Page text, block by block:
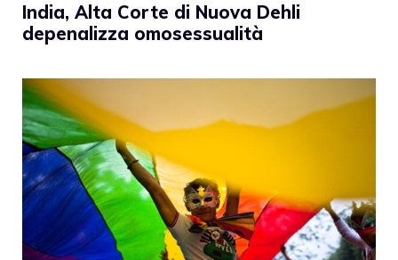
India, Alta Corte di Nuova Dehli
depenalizza omosessualità